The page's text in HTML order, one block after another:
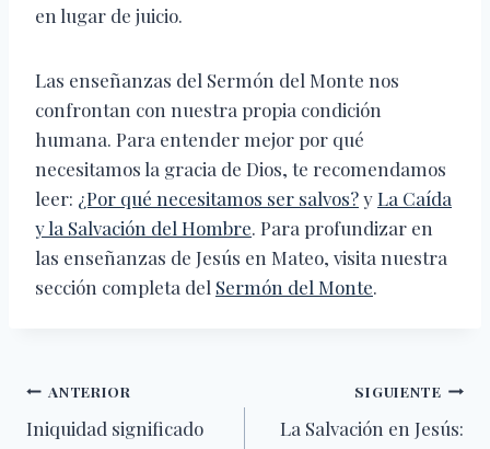
en lugar de juicio.
Las enseñanzas del Sermón del Monte nos
confrontan con nuestra propia condición
humana. Para entender mejor por qué
necesitamos la gracia de Dios, te recomendamos
leer: ¿Por qué necesitamos ser salvos?yLa Caída
y la Salvación del Hombre. Para profundizar en
las enseñanzas de Jesús en Mateo, visita nuestra
sección completa del Sermón del Monte.
Navegación
ANTERIOR
Iniquidad significado
SIGUIENTE
La Salvación en Jesús: